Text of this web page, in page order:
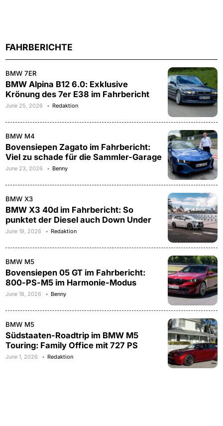
FAHRBERICHTE
BMW 7ER
BMW Alpina B12 6.0: Exklusive
Krönung des 7er E38 im Fahrbericht
June 25, 2026 Redaktion
BMW M4
Bovensiepen Zagato im Fahrbericht:
Viel zu schade für die Sammler-Garage
June 23, 2026 Benny
BMW X3
BMW X3 40d im Fahrbericht: So
punktet der Diesel auch Down Under
June 19, 2026 Redaktion
BMW M5
Bovensiepen 05 GT im Fahrbericht:
800-PS-M5 im Harmonie-Modus
June 18, 2026 Benny
BMW M5
Südstaaten-Roadtrip im BMW M5
Touring: Family Office mit 727 PS
June 1, 2026 Redaktion